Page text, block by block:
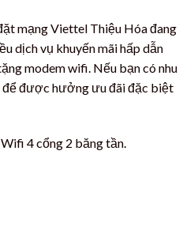
mạng Viettel Thiệu Hóa đang
dịch vụ khuyến mãi hấp dẫn
modem wifi. Nếu bạn có nhu
để được hưởng ưu đãi đặc biệt
4 cổng 2 băng tần.